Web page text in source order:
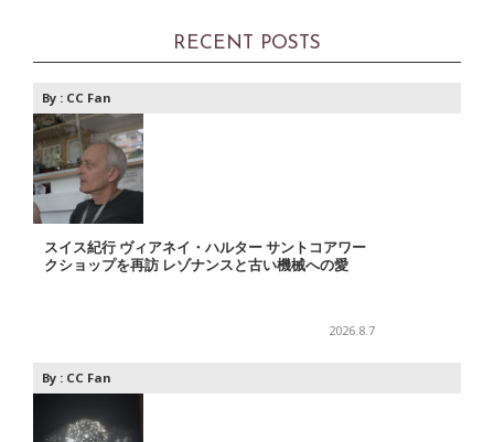
RECENT POSTS
By : CC Fan
スイス紀行 ヴィアネイ・ハルター サントコアワー
クショップを再訪 レゾナンスと古い機械への愛
2026.8.7
By : CC Fan